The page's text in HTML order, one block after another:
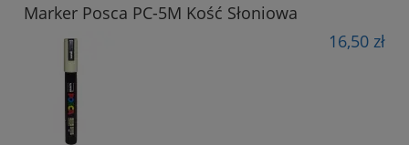
Marker Posca PC-5M Kość Słoniowa
16,50 zł